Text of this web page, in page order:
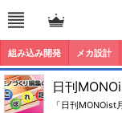
組み込み開発 メカ設計
日刊
「日刊MONOist